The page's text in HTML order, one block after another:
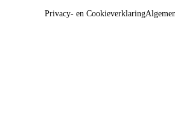
Privacy- en Cookieverklaring